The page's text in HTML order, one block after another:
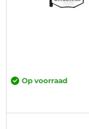
Op voorraad